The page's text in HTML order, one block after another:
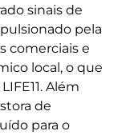
sinais de
pela
comerciais e
local, o que
Além
de
para o